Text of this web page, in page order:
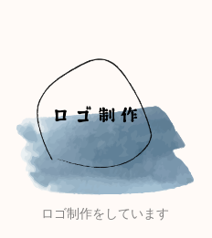
ロゴ制作をしています